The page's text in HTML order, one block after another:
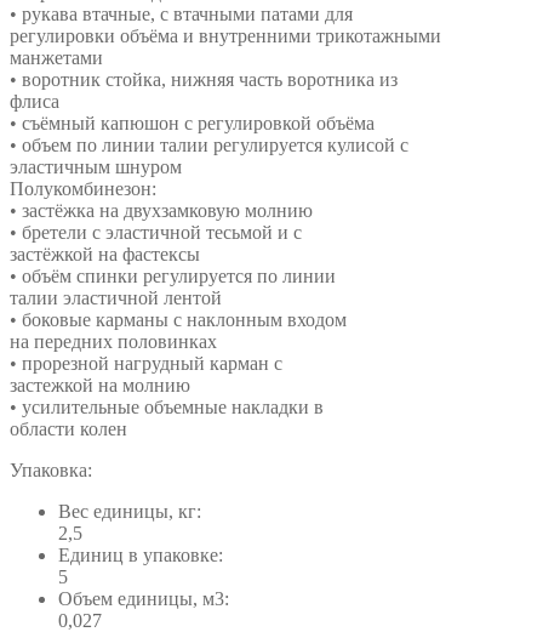
• рукава втачные, с втачными патами для
регулировки объёма и внутренними трикотажными
манжетами
• воротник стойка, нижняя часть воротника из
флиса
• съёмный капюшон с регулировкой объёма
• объем по линии талии регулируется кулисой с
эластичным шнуром
Полукомбинезон:
• застёжка на двухзамковую молнию
• бретели с эластичной тесьмой и с
застёжкой на фастексы
• объём спинки регулируется по линии
талии эластичной лентой
• боковые карманы с наклонным входом
на передних половинках
• прорезной нагрудный карман с
застежкой на молнию
• усилительные объемные накладки в
области колен
Упаковка:
Вес единицы, кг:
2,5
Единиц в упаковке:
5
Объем единицы, м3:
0,027